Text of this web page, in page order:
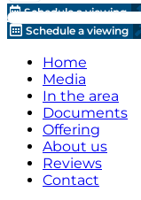
Schedule a viewing
Schedule a viewing
Home
Media
In the area
Documents
Offering
About us
Reviews
Contact